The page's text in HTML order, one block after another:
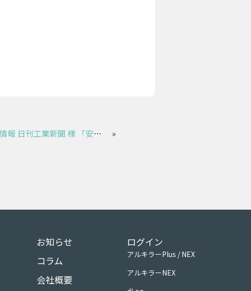
レコダ掲載情報 日刊工業新聞 様 「安全・安心プロダクツ」 »
お知らせ
コラム
会社概要
ログイン
アルキラーPlus / NEX
アルキラーNEX